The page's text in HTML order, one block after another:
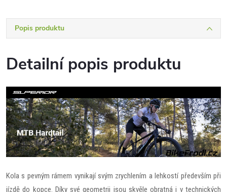
Popis produktu
Detailní popis produktu
Kola s pevným rámem vynikají svým zrychlením a lehkostí především při
jízdě do kopce. Díky své geometrii jsou skvěle obratná i v technických